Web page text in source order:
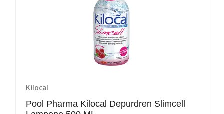
Kilocal
Pool Pharma Kilocal Depurdren Slimcell